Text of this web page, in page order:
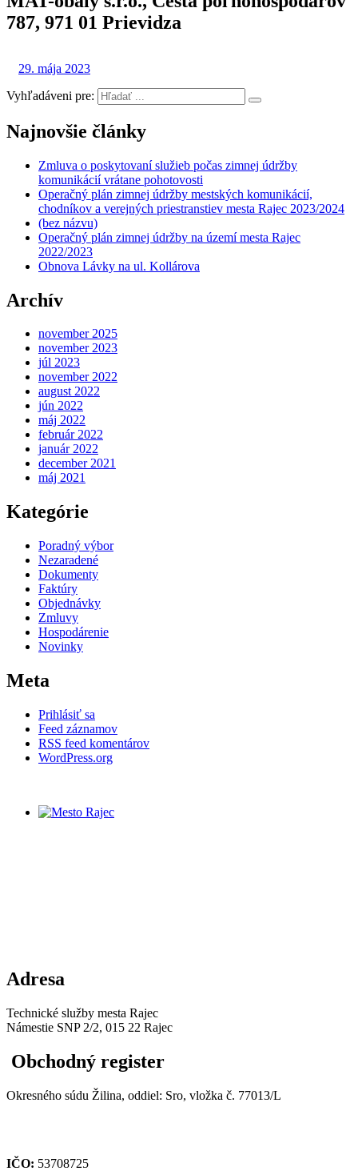
787, 971 01 Prievidza
29. mája 2023
Vyhľadáveni pre:
Najnovšie články
Zmluva o poskytovaní služieb počas zimnej údržby
komunikácií vrátane pohotovosti
Operačný plán zimnej údržby mestských komunikácií,
chodníkov a verejných priestranstiev mesta Rajec 2023/2024
(bez názvu)
Operačný plán zimnej údržby na území mesta Rajec
2022/2023
Obnova Lávky na ul. Kollárova
Archív
november 2025
november 2023
júl 2023
november 2022
august 2022
jún 2022
máj 2022
február 2022
január 2022
december 2021
máj 2021
Kategórie
Poradný výbor
Nezaradené
Dokumenty
Faktúry
Objednávky
Zmluvy
Hospodárenie
Novinky
Meta
Prihlásiť sa
Feed záznamov
RSS feed komentárov
WordPress.org
Adresa
Technické služby mesta Rajec
Námestie SNP 2/2, 015 22 Rajec
Obchodný register
Okresného súdu Žilina, oddiel: Sro, vložka č. 77013/L
IČO: 53708725